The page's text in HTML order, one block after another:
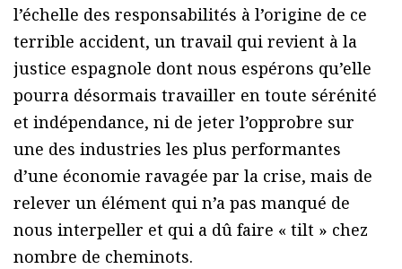
l’échelle des responsabilités à l’origine de ce
terrible accident, un travail qui revient à la
justice espagnole dont nous espérons qu’elle
pourra désormais travailler en toute sérénité
et indépendance, ni de jeter l’opprobre sur
une des industries les plus performantes
d’une économie ravagée par la crise, mais de
relever un élément qui n’a pas manqué de
nous interpeller et qui a dû faire « tilt » chez
nombre de cheminots.